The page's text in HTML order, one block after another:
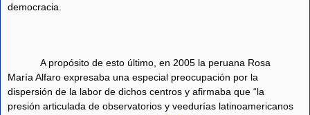
democracia.
A propósito de esto último, en 2005 la peruana Rosa
María Alfaro expresaba una especial preocupación por la
dispersión de la labor de dichos centros y afirmaba que “la
presión articulada de observatorios y veedurías latinoamericanos